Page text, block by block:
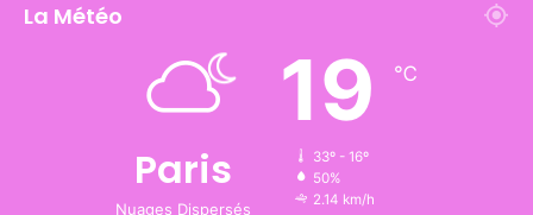
La Météo
Paris
Nuages Dispersés
19 ℃
33º - 16º
50%
2.14 km/h